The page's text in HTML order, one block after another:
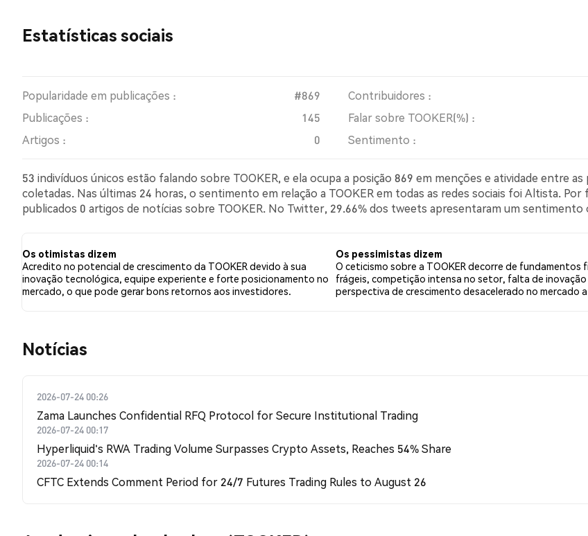
Estatísticas sociais
Popularidade em publicações : #869 Contribuidores :
Publicações :
145 Falar sobre TOOKER(%) :
Artigos :
0 Sentimento :
53 indivíduos únicos estão falando sobre TOOKER, e ela ocupa a posição 869 em menções e atividade entre
coletadas. Nas últimas 24 horas, o sentimento em relação a TOOKER em todas as redes sociais foi Altista. Por
publicados 0 artigos de notícias sobre TOOKER. No Twitter, 29.66% dos tweets apresentaram um sentimento
Os otimistas dizem
Acredito no potencial de crescimento da TOOKER devido à sua
inovação tecnológica, equipe experiente e forte posicionamento no
mercado, o que pode gerar bons retornos aos investidores.
Os pessimistas dizem
O ceticismo sobre a TOOKER decorre de fundamentos
frágeis, competição intensa no setor, falta de inovação
perspectiva de crescimento desacelerado no mercado
​​Notícias​​
2026-07-24 00:26
Zama Launches Confidential RFQ Protocol for Secure Institutional Trading
2026-07-24 00:17
Hyperliquid's RWA Trading Volume Surpasses Crypto Assets, Reaches 54% Share
2026-07-24 00:14
CFTC Extends Comment Period for 24/7 Futures Trading Rules to August 26